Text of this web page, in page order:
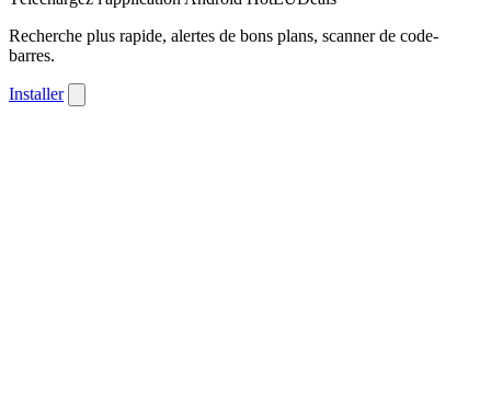
Recherche plus rapide, alertes de bons plans, scanner de code-
barres.
Installer